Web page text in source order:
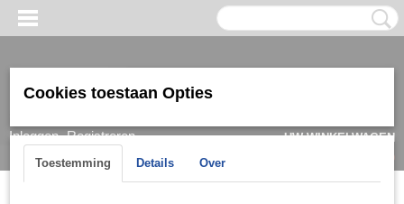
Inloggen Registreren
UW WINKELWAGEN
(0)
Cookies toestaan Opties
Toestemming Details Over